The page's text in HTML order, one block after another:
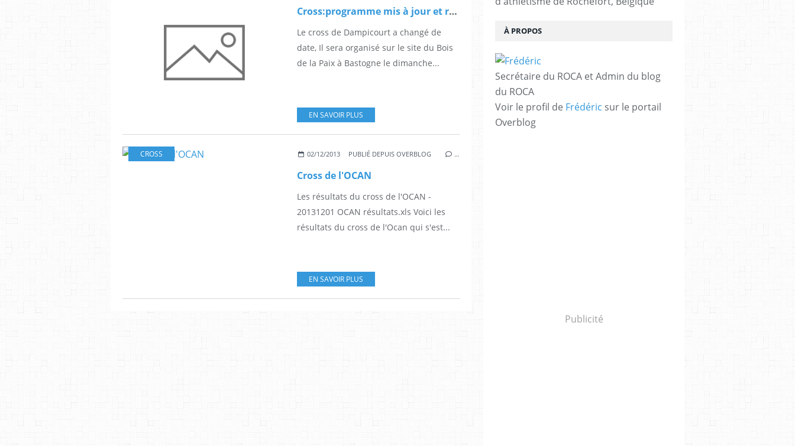
Cross:programme mis à jour et résulats des challenges
Le cross de Dampicourt a changé de
date, Il sera organisé sur le site du Bois
de la Paix à Bastogne le dimanche...
EN SAVOIR PLUS
CROSS 02/12/2013 PUBLIÉ DEPUIS OVERBLOG …
Cross de l'OCAN
Les résultats du cross de l'OCAN -
20131201 OCAN résultats.xls Voici les
résultats du cross de l'Ocan qui s'est...
EN SAVOIR PLUS
À PROPOS
Secrétaire du ROCA et Admin du blog
du ROCA
Voir le profil de Frédéric sur le portail
Overblog
Publicité